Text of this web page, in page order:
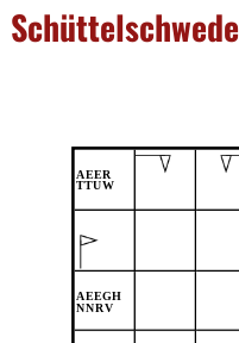
Schüttelschwede